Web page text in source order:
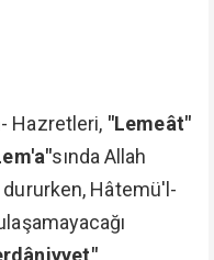
Hazretleri, "Lemeât"
sında Allah
dururken, Hâtemü'l-